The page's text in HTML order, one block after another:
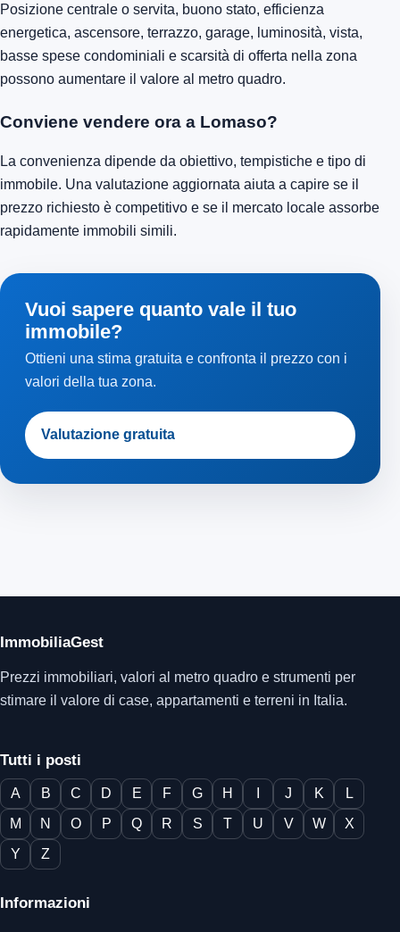
Posizione centrale o servita, buono stato, efficienza
energetica, ascensore, terrazzo, garage, luminosità, vista,
basse spese condominiali e scarsità di offerta nella zona
possono aumentare il valore al metro quadro.
Conviene vendere ora a Lomaso?
La convenienza dipende da obiettivo, tempistiche e tipo di
immobile. Una valutazione aggiornata aiuta a capire se il
prezzo richiesto è competitivo e se il mercato locale assorbe
rapidamente immobili simili.
Vuoi sapere quanto vale il tuo
immobile?
Ottieni una stima gratuita e confronta il prezzo con i
valori della tua zona.
Valutazione gratuita
ImmobiliaGest
Prezzi immobiliari, valori al metro quadro e strumenti per
stimare il valore di case, appartamenti e terreni in Italia.
Tutti i posti
A B C D E F G H J K
L
M
N O P Q R S T U V W
X
Y
Z
Informazioni